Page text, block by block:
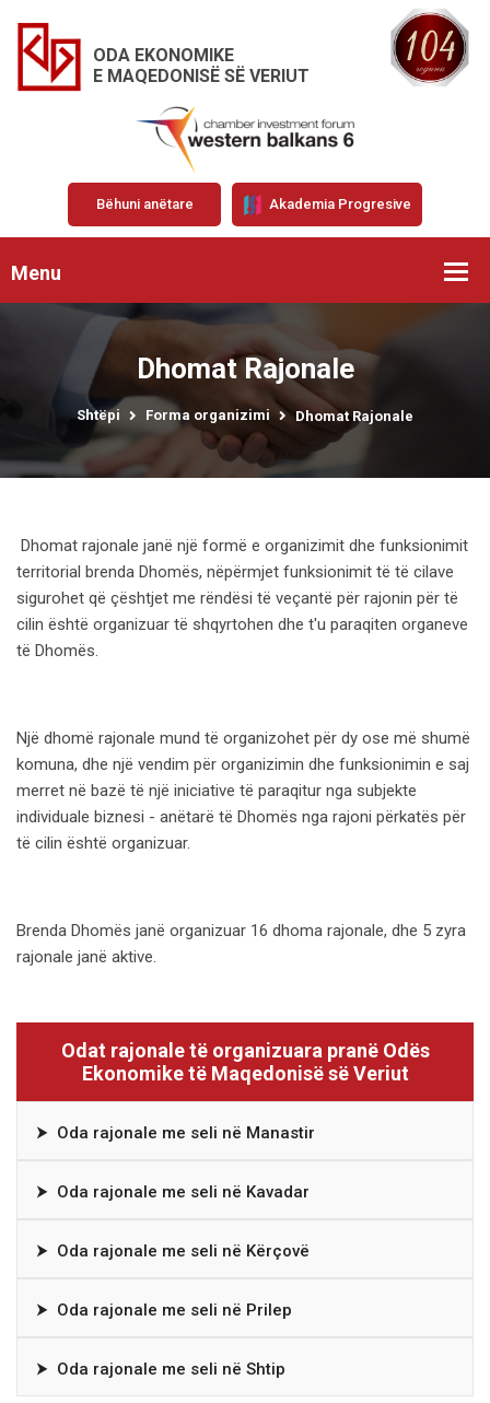
ODA EKONOMIKE
E MAQEDONISË SË VERIUT
Bëhuni anëtare Akademia Progresive
Menu
Dhomat Rajonale
Shtëpi Forma organizimi Dhomat Rajonale
Dhomat rajonale janë një formë e organizimit dhe funksionimit
territorial brenda Dhomës, nëpërmjet funksionimit të të cilave
sigurohet që çështjet me rëndësi të veçantë për rajonin për të
cilin është organizuar të shqyrtohen dhe t'u paraqiten organeve
të Dhomës.
Një dhomë rajonale mund të organizohet për dy ose më shumë
komuna, dhe një vendim për organizimin dhe funksionimin e saj
merret në bazë të një iniciative të paraqitur nga subjekte
individuale biznesi - anëtarë të Dhomës nga rajoni përkatës për
të cilin është organizuar.
Brenda Dhomës janë organizuar 16 dhoma rajonale, dhe 5 zyra
rajonale janë aktive.
Odat rajonale të organizuara pranë Odës
Ekonomike të Maqedonisë së Veriut
⮞ Oda rajonale me seli në Manastir
⮞ Oda rajonale me seli në Kavadar
⮞ Oda rajonale me seli në Kërçovë
⮞ Oda rajonale me seli në Prilep
⮞ Oda rajonale me seli në Shtip